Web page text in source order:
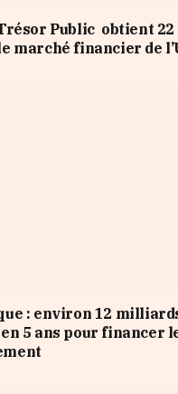
Public obtient
marché financier de
: environ 12
5 ans pour financer